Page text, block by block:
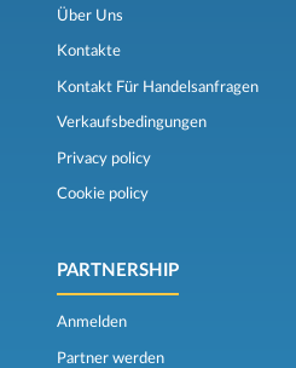
Über Uns
Kontakte
Kontakt Für Handelsanfragen
Verkaufsbedingungen
Privacy policy
Cookie policy
PARTNERSHIP
Anmelden
Partner werden